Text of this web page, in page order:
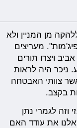
מן המניין ולא
מעריצים
שבת להאנגר 11 בתל אביב ויצרו תורים
ניכר היה לראות
צוותי האבטחה
בקצב.
וזה לגמרי נתן
את עודד האם